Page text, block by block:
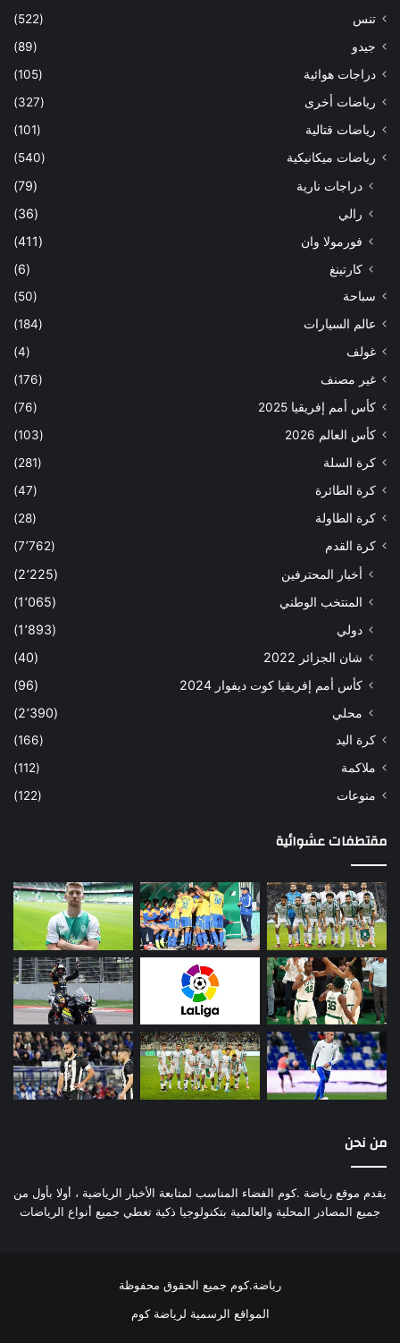
تنس
(522)
جيدو
(89)
دراجات هوائية
(105)
رياضات أخرى
(327)
رياضات قتالية
(101)
رياضات ميكانيكية
(540)
دراجات نارية
(79)
رالي
(36)
فورمولا وان
(411)
كارتينغ
(6)
سباحة
(50)
عالم السيارات
(184)
غولف
(4)
غير مصنف
(176)
كأس أمم إفريقيا 2025
(76)
كأس العالم 2026
(103)
كرة السلة
(281)
كرة الطائرة
(47)
كرة الطاولة
(28)
كرة القدم
(7٬762)
أخبار المحترفين
(2٬225)
المنتخب الوطني
(1٬065)
دولي
(1٬893)
شان الجزائر 2022
(40)
كأس أمم إفريقيا كوت ديفوار 2024
(96)
محلي
(2٬390)
كرة اليد
(166)
ملاكمة
(112)
منوعات
(122)
مقتطفات عشوائية
من نحن
يقدم موقع رياضة .كوم الفضاء المناسب لمتابعة الأخبار الرياضية ، أولا بأول من
جميع المصادر المحلية والعالمية بتكنولوجيا ذكية تغطي جميع أنواع الرياضات
رياضة.كوم جميع الحقوق محفوظة
المواقع الرسمية لرياضة كوم